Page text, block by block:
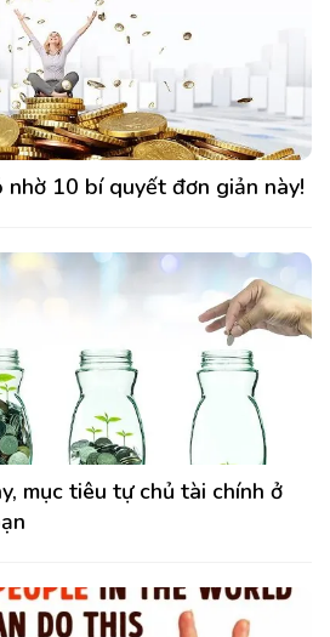
nhờ 10 bí quyết đơn giản này!
mục tiêu tự chủ tài chính ở